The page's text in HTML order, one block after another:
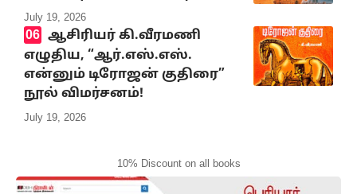
July 19, 2026
ஆசிரியர் கி.வீரமணி
எழுதிய, “ஆர்.எஸ்.எஸ்.
என்னும் டிரோஜன் குதிரை”
நூல் விமர்சனம்!
July 19, 2026
10% Discount on all books